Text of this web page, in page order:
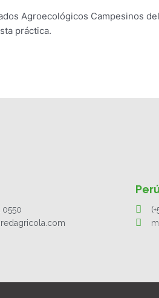
Agroecológicos Campesinos
práctica.
0550